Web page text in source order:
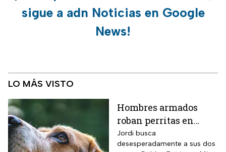
sigue a adn Noticias en Google
News!
LO MÁS VISTO
Hombres armados
roban perritas en
Veracruz
Jordi busca
desesperadamente a sus dos